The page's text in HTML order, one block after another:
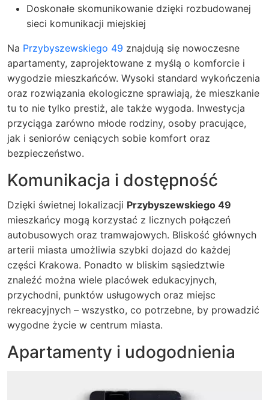
Doskonałe skomunikowanie dzięki rozbudowanej
sieci komunikacji miejskiej
Na Przybyszewskiego 49 znajdują się nowoczesne
apartamenty, zaprojektowane z myślą o komforcie i
wygodzie mieszkańców. Wysoki standard wykończenia
oraz rozwiązania ekologiczne sprawiają, że mieszkanie
tu to nie tylko prestiż, ale także wygoda. Inwestycja
przyciąga zarówno młode rodziny, osoby pracujące,
jak i seniorów ceniących sobie komfort oraz
bezpieczeństwo.
Komunikacja i dostępność
Dzięki świetnej lokalizacji Przybyszewskiego 49
mieszkańcy mogą korzystać z licznych połączeń
autobusowych oraz tramwajowych. Bliskość głównych
arterii miasta umożliwia szybki dojazd do każdej
części Krakowa. Ponadto w bliskim sąsiedztwie
znaleźć można wiele placówek edukacyjnych,
przychodni, punktów usługowych oraz miejsc
rekreacyjnych – wszystko, co potrzebne, by prowadzić
wygodne życie w centrum miasta.
Apartamenty i udogodnienia